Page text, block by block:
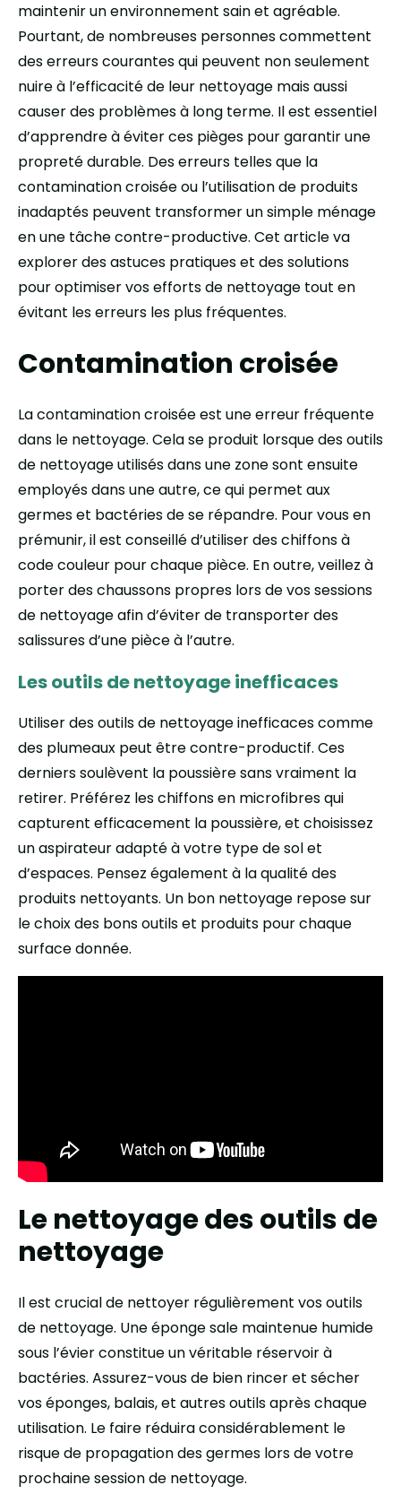
maintenir un environnement sain et agréable.
Pourtant, de nombreuses personnes commettent
des erreurs courantes qui peuvent non seulement
nuire à l’efficacité de leur nettoyage mais aussi
causer des problèmes à long terme. Il est essentiel
d’apprendre à éviter ces pièges pour garantir une
propreté durable. Des erreurs telles que la
contamination croisée ou l’utilisation de produits
inadaptés peuvent transformer un simple ménage
en une tâche contre-productive. Cet article va
explorer des astuces pratiques et des solutions
pour optimiser vos efforts de nettoyage tout en
évitant les erreurs les plus fréquentes.
Contamination croisée
La contamination croisée est une erreur fréquente
dans le nettoyage. Cela se produit lorsque des outils
de nettoyage utilisés dans une zone sont ensuite
employés dans une autre, ce qui permet aux
germes et bactéries de se répandre. Pour vous en
prémunir, il est conseillé d’utiliser des chiffons à
code couleur pour chaque pièce. En outre, veillez à
porter des chaussons propres lors de vos sessions
de nettoyage afin d’éviter de transporter des
salissures d’une pièce à l’autre.
Les outils de nettoyage inefficaces
Utiliser des outils de nettoyage inefficaces comme
des plumeaux peut être contre-productif. Ces
derniers soulèvent la poussière sans vraiment la
retirer. Préférez les chiffons en microfibres qui
capturent efficacement la poussière, et choisissez
un aspirateur adapté à votre type de sol et
d’espaces. Pensez également à la qualité des
produits nettoyants. Un bon nettoyage repose sur
le choix des bons outils et produits pour chaque
surface donnée.
Le nettoyage des outils de
nettoyage
Il est crucial de nettoyer régulièrement vos outils
de nettoyage. Une éponge sale maintenue humide
sous l’évier constitue un véritable réservoir à
bactéries. Assurez-vous de bien rincer et sécher
vos éponges, balais, et autres outils après chaque
utilisation. Le faire réduira considérablement le
risque de propagation des germes lors de votre
prochaine session de nettoyage.